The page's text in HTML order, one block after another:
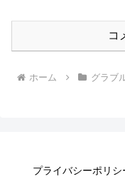
コ
ホーム グラブ
プライバシーポリシ